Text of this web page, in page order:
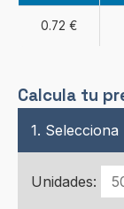
0.72 €
Calcula tu
1. Selecciona
Unidades: